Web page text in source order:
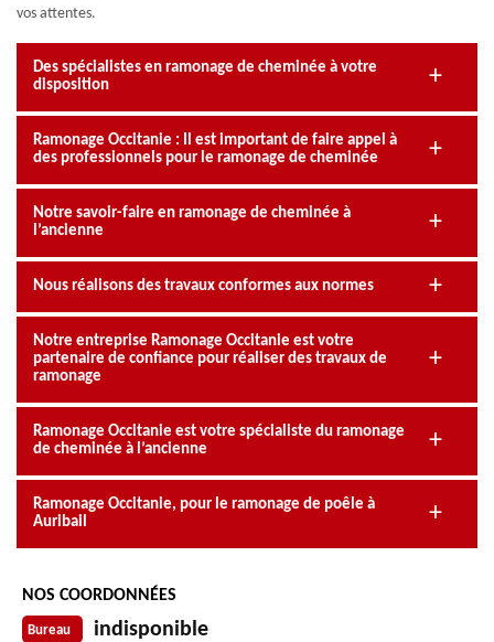
vos attentes.
Des spécialistes en ramonage de cheminée à votre
disposition
Ramonage Occitanie : Il est important de faire appel à
des professionnels pour le ramonage de cheminée
Notre savoir-faire en ramonage de cheminée à
l’ancienne
Nous réalisons des travaux conformes aux normes
Notre entreprise Ramonage Occitanie est votre
partenaire de confiance pour réaliser des travaux de
ramonage
Ramonage Occitanie est votre spécialiste du ramonage
de cheminée à l’ancienne
Ramonage Occitanie, pour le ramonage de poêle à
Auribail
NOS COORDONNÉES
Bureau indisponible